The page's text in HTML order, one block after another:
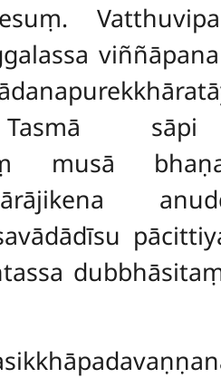
sāpi
musā